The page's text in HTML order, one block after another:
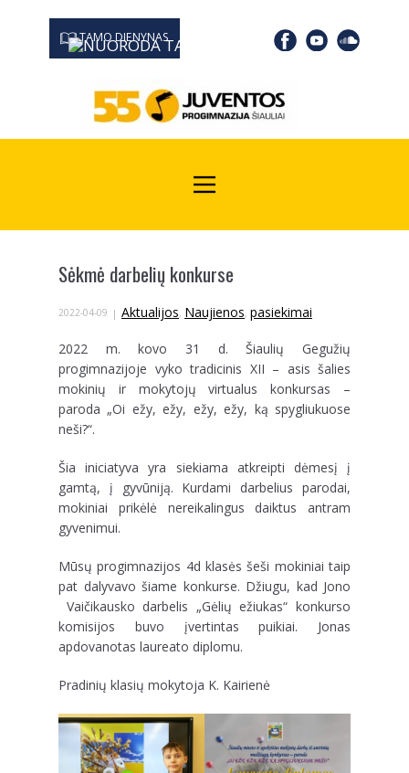
TAMO DIENYNAS
0667 19366
Sėkmė darbelių konkurse
2022-04-09 Aktualijos, Naujienos, pasiekimai
2022 m. kovo 31 d. Šiaulių Gegužių
progimnazijoje vyko tradicinis XII – asis šalies
mokinių ir mokytojų virtualus konkursas –
paroda „Oi ežy, ežy, ežy, ežy, ką spygliukuose
neši?“.
Šia iniciatyva yra siekiama atkreipti dėmesį į
gamtą, į gyvūniją. Kurdami darbelius parodai,
mokiniai prikėlė nereikalingus daiktus antram
gyvenimui.
Mūsų progimnazijos 4d klasės šeši mokiniai taip
pat dalyvavo šiame konkurse. Džiugu, kad Jono
Vaičikausko darbelis „Gėlių ežiukas“ konkurso
komisijos buvo įvertintas puikiai. Jonas
apdovanotas laureato diplomu.
Pradinių klasių mokytoja K. Kairienė